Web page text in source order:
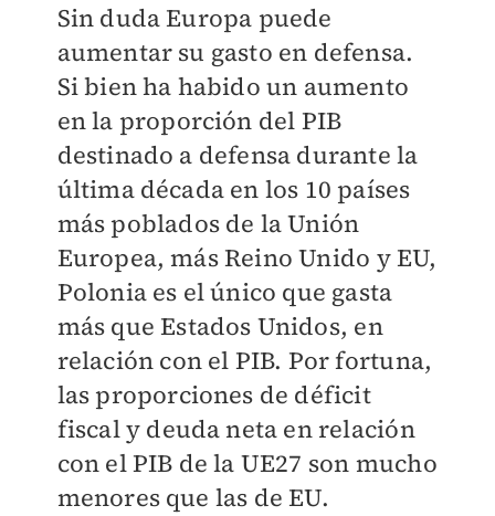
Sin duda Europa puede
aumentar su gasto en defensa.
Si bien ha habido un aumento
en la proporción del PIB
destinado a defensa durante la
última década en los 10 países
más poblados de la Unión
Europea, más Reino Unido y EU,
Polonia es el único que gasta
más que Estados Unidos, en
relación con el PIB. Por fortuna,
las proporciones de déficit
fiscal y deuda neta en relación
con el PIB de la UE27 son mucho
menores que las de EU.